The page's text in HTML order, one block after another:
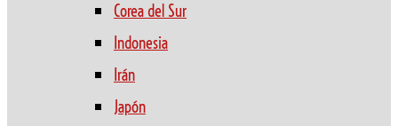
Corea del Sur
Indonesia
Irán
Japón